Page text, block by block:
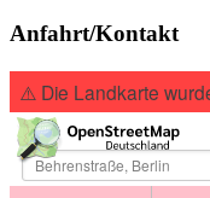
Anfahrt/Kontakt